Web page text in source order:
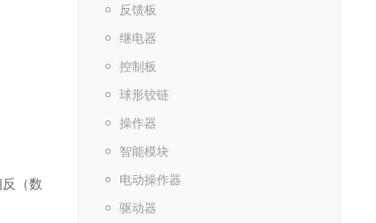
反馈板
继电器
控制板
球形铰链
操作器
智能模块
电动操作器
驱动器
（数